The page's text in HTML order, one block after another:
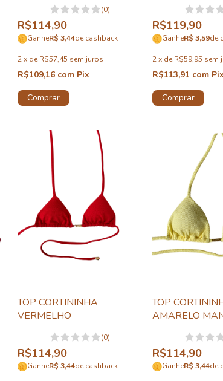
(0)
R$114,90
GanheR$ 3,44de cashback
2x de R$57,45 sem juros
R$109,16 com Pix
Comprar
R$119,90
GanheR$ 3,59de
2 x de R$59,95 sem
R$113,91 com Pix
Comprar
TOP CORTININHA
VERMELHO
(0)
R$114,90
GanheR$ 3,44de cashback
TOP
AMARELO
R$114,90
GanheR$ 3,44de